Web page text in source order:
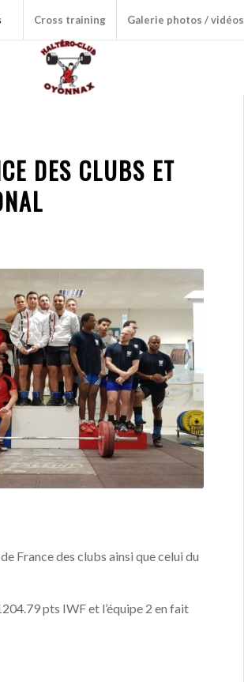
Cross training Galerie photos / vidéos
DES CLUBS ET
France des clubs ainsi que celui du
pts IWF et l’équipe 2 en fait